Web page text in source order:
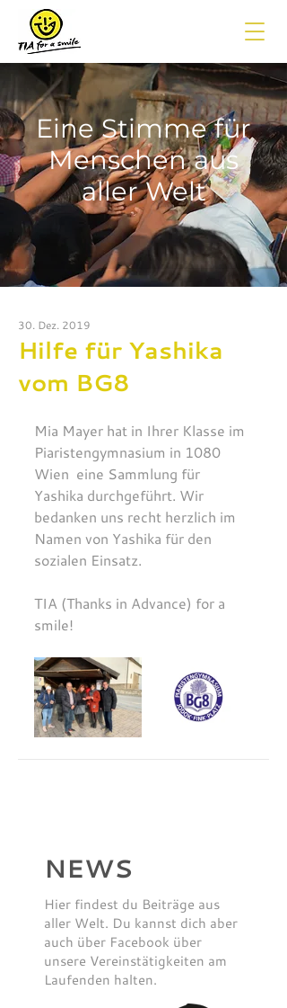
Eine Stimme für
Menschen aus
aller Welt
Hilfe für Yashika
vom BG8
30. Dez. 2019
Mia Mayer hat in Ihrer Klasse im
Piaristengymnasium in 1080
Wien eine Sammlung für
Yashika durchgeführt. Wir
bedanken uns recht herzlich im
Namen von Yashika für den
sozialen Einsatz.
TIA (Thanks in Advance) for a
smile!
NEWS
Hier findest du Beiträge aus
aller Welt. Du kannst dich aber
auch über Facebook über
unsere Vereinstätigkeiten am
Laufenden halten.